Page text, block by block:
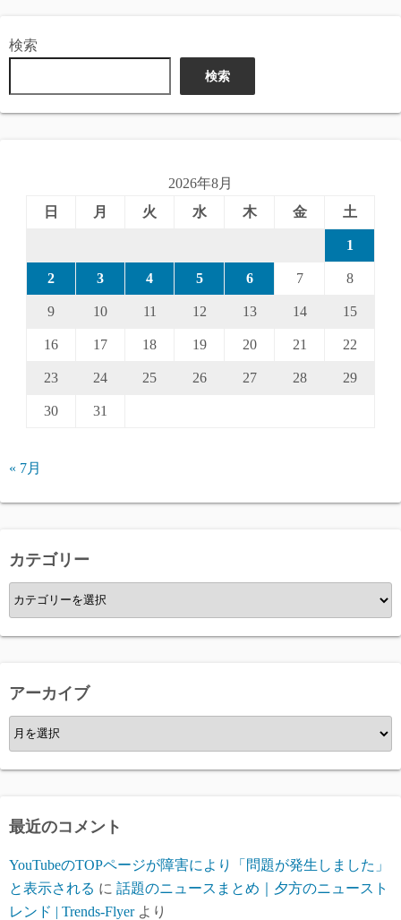
検索
検索
2026年8月
日
月 火 水 木 金 土
1
2 3 4 5 6 7 8
9 10 11 12 13 14 15
16 17 18 19 20 21 22
23 24 25 26 27 28 29
30 31
« 7月
カテゴリー
カ
テ
ゴ
ー
アーカイブ
ア
ー
カ
ブ
最近のコメント
YouTubeのTOPページが障害により「問題が発生しました」
と表示される に 話題のニュースまとめ｜夕方のニュースト
レンド | Trends-Flyerより